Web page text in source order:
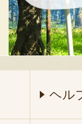
ヘル